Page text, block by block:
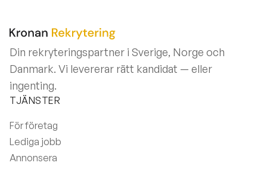
Din rekryteringspartner i Sverige, Norge och
Danmark. Vi levererar rätt kandidat — eller
ingenting.
TJÄNSTER
För företag
Lediga jobb
Annonsera